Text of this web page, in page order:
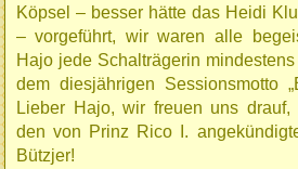
Köpsel – besser hätte das Heidi
– vorgeführt, wir waren alle
Hajo jede Schalträgerin
dem diesjährigen Sessionsmotto
Lieber Hajo, wir freuen uns
den von Prinz Rico I.
Bützjer!